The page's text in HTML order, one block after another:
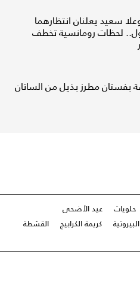
سعيد يعلنان انتظارهما
لحظات رومانسية تخطف
بفستان مطرز بذيل من الساتان
حلويات
عيد الأضحى
كريمة الكرابيج
القشطة